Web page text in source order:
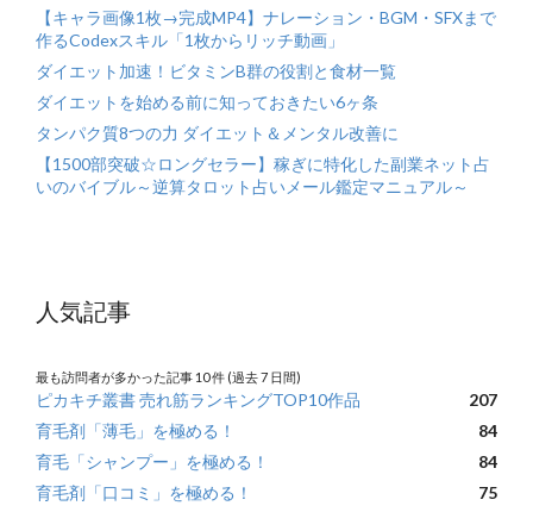
【キャラ画像1枚→完成MP4】ナレーション・BGM・SFXまで
作るCodexスキル「1枚からリッチ動画」
ダイエット加速！ビタミンB群の役割と食材一覧
ダイエットを始める前に知っておきたい6ヶ条
タンパク質8つの力 ダイエット＆メンタル改善に
【1500部突破☆ロングセラー】稼ぎに特化した副業ネット占
いのバイブル～逆算タロット占いメール鑑定マニュアル～
人気記事
最も訪問者が多かった記事 10 件 (過去 7 日間)
ピカキチ叢書 売れ筋ランキングTOP10作品
207
育毛剤「薄毛」を極める！
84
育毛「シャンプー」を極める！
84
育毛剤「口コミ」を極める！
75